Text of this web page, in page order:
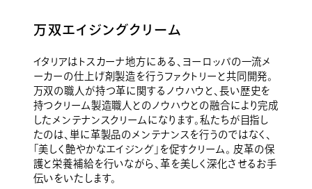
万双エイジングクリーム
イタリアはトスカーナ地方にある、ヨーロッパの一流メ
ーカーの仕上げ剤製造を行うファクトリーと共同開発。
万双の職人が持つ革に関するノウハウと、長い歴史を
持つクリーム製造職人とのノウハウとの融合により完成
したメンテナンスクリームになります。私たちが目指し
たのは、単に革製品のメンテナンスを行うのではなく、
「美しく艶やかなエイジング」を促すクリーム。 皮革の保
護と栄養補給を行いながら、革を美しく深化させるお手
伝いをいたします。